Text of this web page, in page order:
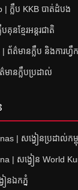
| ក្លឹប KKB បាត់ដំបង
នខ្មែរអន្តរជាតិ
ព័ត៌មានក្លឹប និងការហ្វឹ
ានក្លឹបប្រដាល់
| សង្វៀនប្រដាល់កម្
| សង្វៀន World
នឯកភ្នំ